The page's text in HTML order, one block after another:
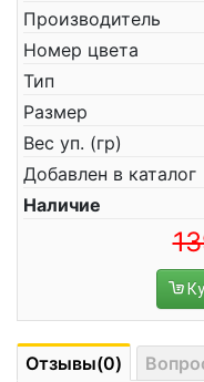
Производитель
Номер цвета
Тип
Размер
Вес уп. (гр)
Добавлен в каталог
Наличие
Отзывы(0)